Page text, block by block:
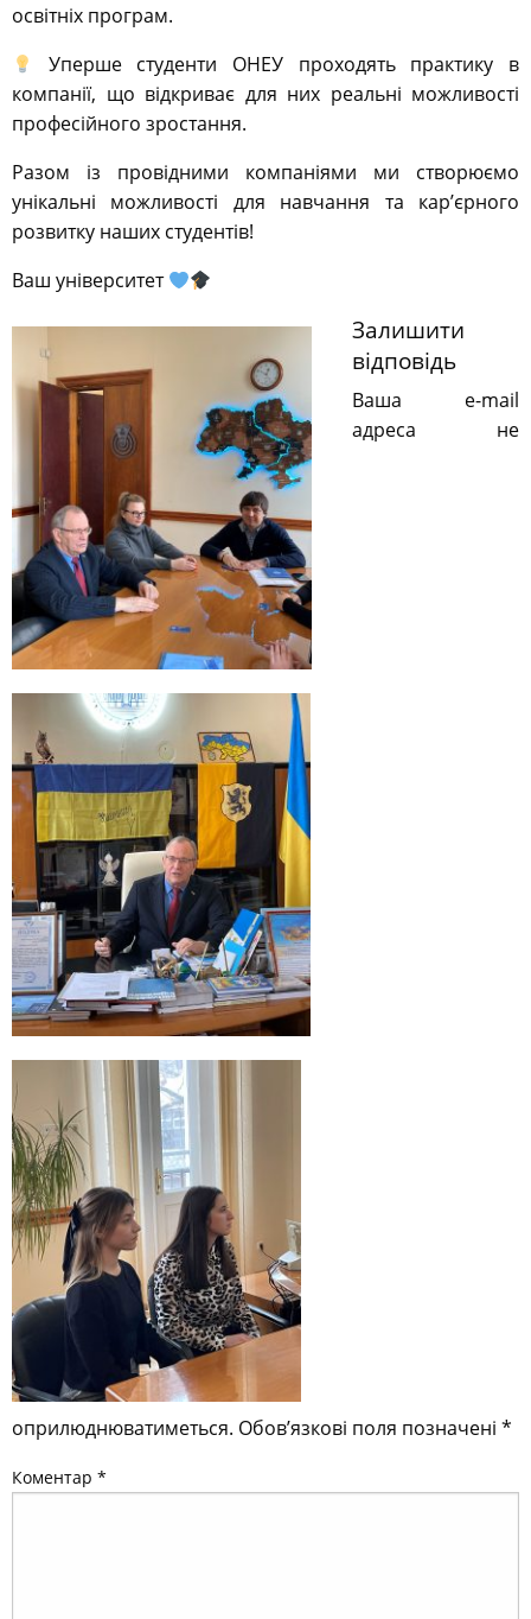
освітніх програм.
Уперше студенти ОНЕУ проходять практику в
компанії, що відкриває для них реальні можливості
професійного зростання.
Разом із провідними компаніями ми створюємо
унікальні можливості для навчання та кар’єрного
розвитку наших студентів!
Ваш університет
Залишити
відповідь
Ваша e-mail
адреса не
оприлюднюватиметься. Обов’язкові поля позначені *
Коментар *